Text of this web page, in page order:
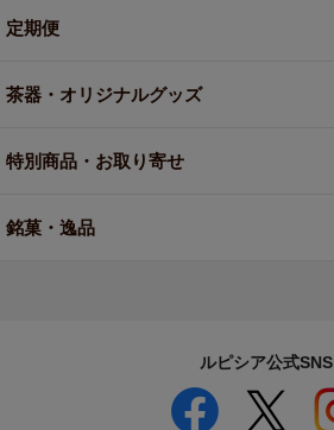
定期便
茶器・オリジナルグッズ
特別商品・お取り寄せ
銘菓・逸品
ルピシア公式SNS